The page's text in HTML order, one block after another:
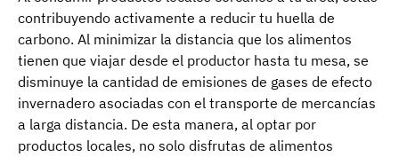
contribuyendo activamente a reducir tu huella de
carbono. Al minimizar la distancia que los alimentos
tienen que viajar desde el productor hasta tu mesa, se
disminuye la cantidad de emisiones de gases de efecto
invernadero asociadas con el transporte de mercancías
a larga distancia. De esta manera, al optar por
productos locales, no solo disfrutas de alimentos